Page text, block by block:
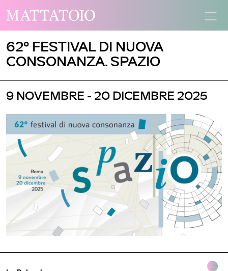
62° FESTIVAL DI NUOVA
CONSONANZA. SPAZIO
9 NOVEMBRE - 20 DICEMBRE 2025